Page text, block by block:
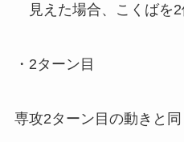
見えた場合、こくばを2
・2ターン目
専攻2ターン目の動きと同